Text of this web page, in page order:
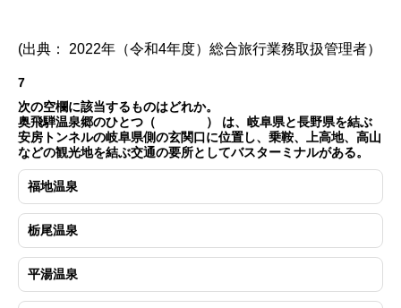
(出典： 2022年（令和4年度）総合旅行業務取扱管理者）
7
次の空欄に該当するものはどれか。
奥飛騨温泉郷のひとつ（ ） は、岐阜県と長野県を結ぶ
安房トンネルの岐阜県側の玄関口に位置し、乗鞍、上高地、高山
などの観光地を結ぶ交通の要所としてバスターミナルがある。
福地温泉
栃尾温泉
平湯温泉